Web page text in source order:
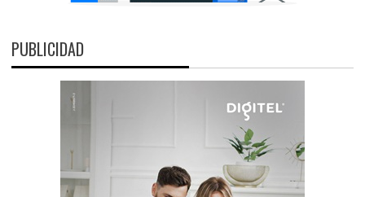
PUBLICIDAD